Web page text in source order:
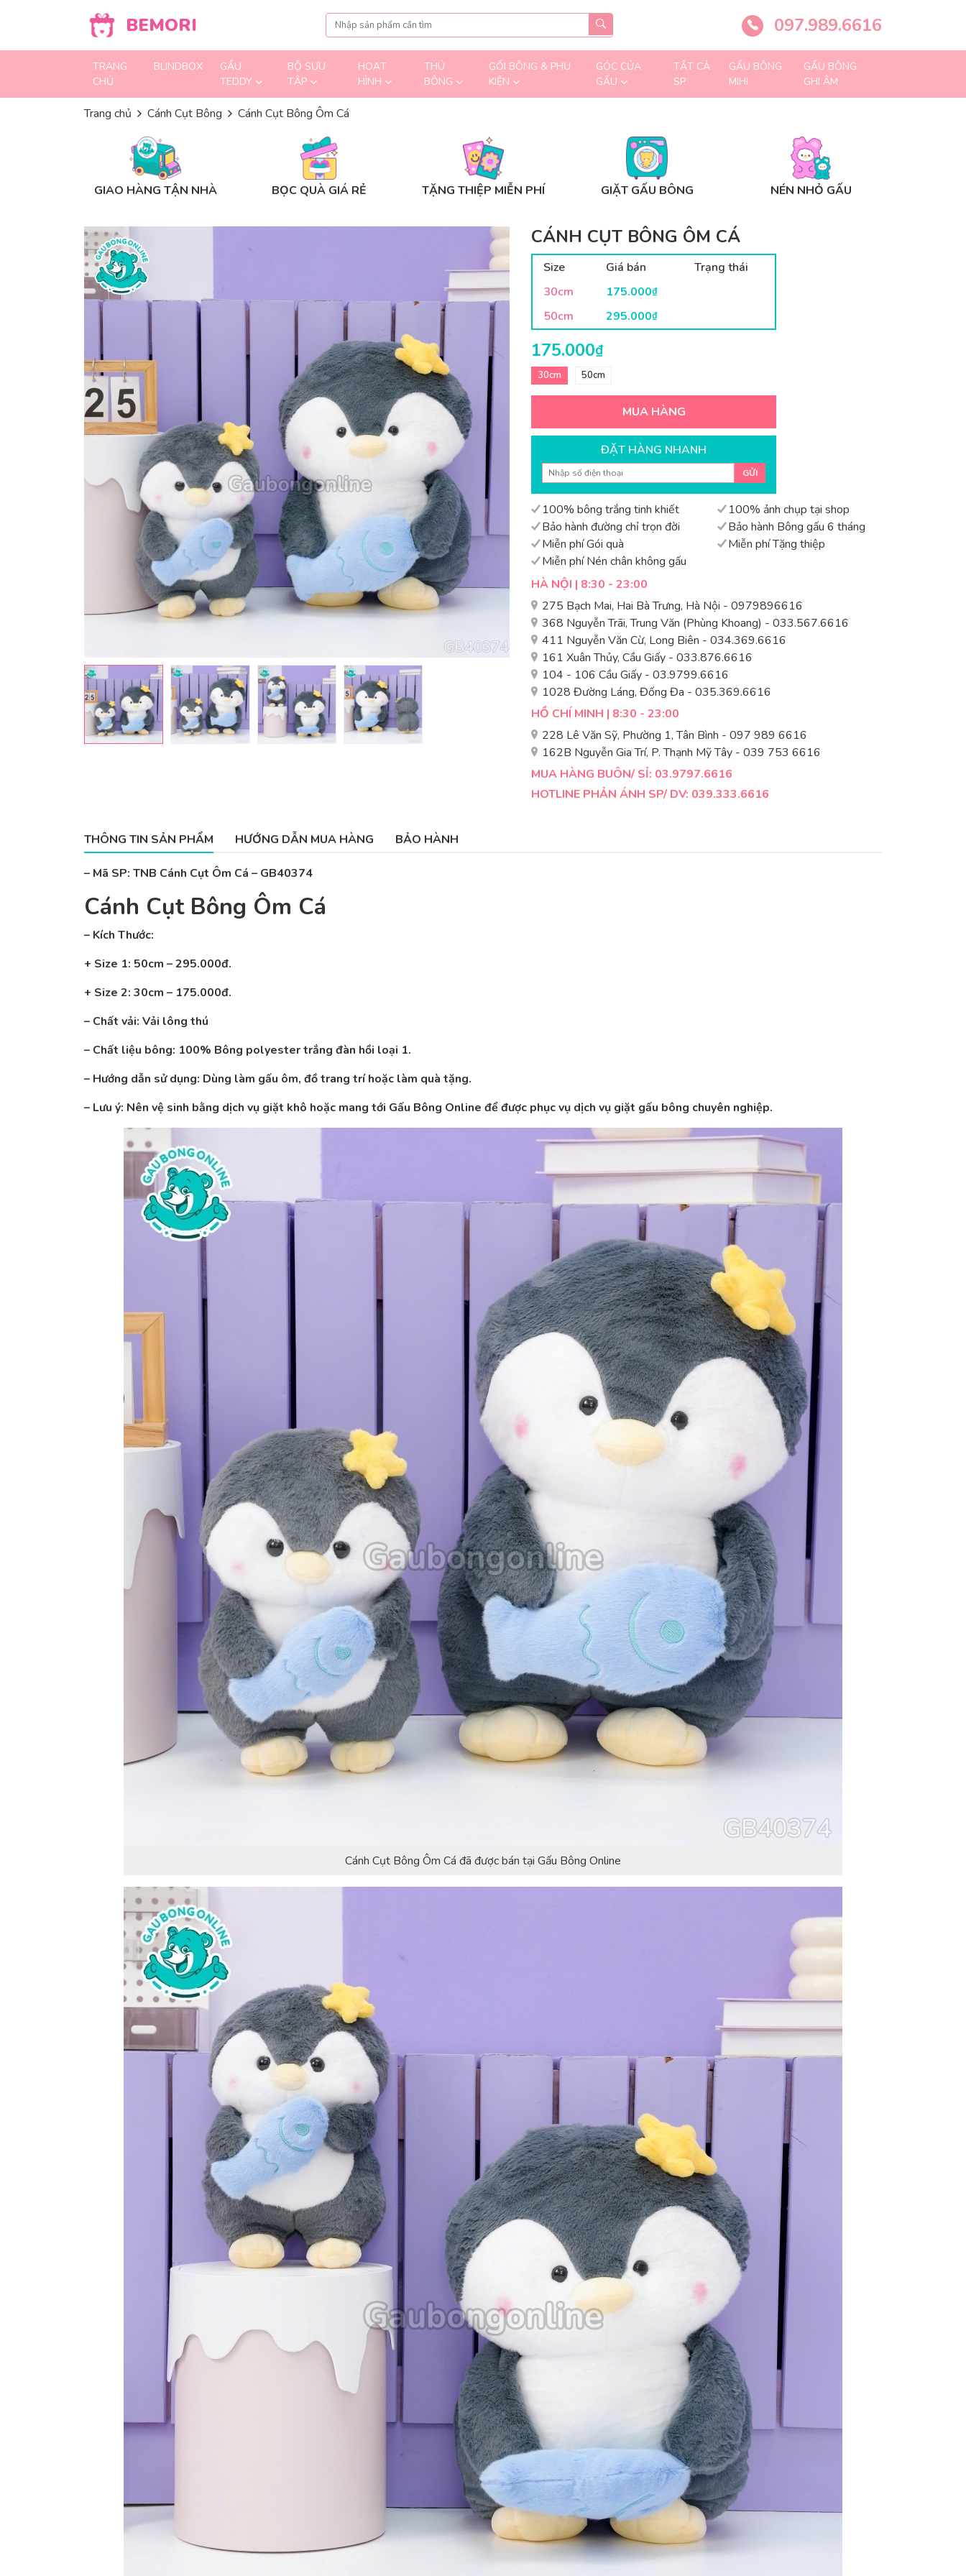
BEMORI 097.989.6616
TRANG
CHỦ
BLINDBOX
GẤU
TEDDY
BỘ SƯU
TẬP
HOẠT
HÌNH
THÚ
BÔNG
GỐI BÔNG & PHỤ
KIỆN
GÓC CỦA
GẤU
TẤT CẢ
SP
GẤU BÔNG
MIHI
GẤU BÔNG
GHI ÂM
Trang chủ Cánh Cụt Bông Cánh Cụt Bông Ôm Cá
GIAO HÀNG TẬN NHÀ BỌC QUÀ GIÁ RẺ TẶNG THIỆP MIỄN PHÍ GIẶT GẤU BÔNG NÉN NHỎ GẤU
CÁNH CỤT BÔNG ÔM CÁ
Size Giá bán
Trạng thái
30cm
175.000₫
50cm 295.000₫
175.000₫
30cm 50cm
MUA HÀNG
ĐẶT HÀNG NHANH
GỬI
100% bông trắng tinh khiết
100% ảnh chụp tại shop
Bảo hành đường chỉ trọn đời
Bảo hành Bông gấu 6 tháng
Miễn phí Gói quà
Miễn phí Tặng thiệp
Miễn phí Nén chân không gấu
HÀ NỘI | 8:30 - 23:00
275 Bạch Mai, Hai Bà Trưng, Hà Nội - 0979896616
368 Nguyễn Trãi, Trung Văn (Phùng Khoang) - 033.567.6616
411 Nguyễn Văn Cừ, Long Biên - 034.369.6616
161 Xuân Thủy, Cầu Giấy - 033.876.6616
104 - 106 Cầu Giấy - 03.9799.6616
1028 Đường Láng, Đống Đa - 035.369.6616
HỒ CHÍ MINH | 8:30 - 23:00
228 Lê Văn Sỹ, Phường 1, Tân Bình - 097 989 6616
162B Nguyễn Gia Trí, P. Thạnh Mỹ Tây - 039 753 6616
MUA HÀNG BUÔN/ SỈ: 03.9797.6616
HOTLINE PHẢN ÁNH SP/ DV: 039.333.6616
THÔNG TIN SẢN PHẨM HƯỚNG DẪN MUA HÀNG BẢO HÀNH
– Mã SP: TNB Cánh Cụt Ôm Cá – GB40374
Cánh Cụt Bông Ôm Cá
– Kích Thước:
+ Size 1: 50cm – 295.000đ.
+ Size 2: 30cm – 175.000đ.
– Chất vải: Vải lông thú
– Chất liệu bông: 100% Bông polyester trắng đàn hồi loại 1.
– Hướng dẫn sử dụng: Dùng làm gấu ôm, đồ trang trí hoặc làm quà tặng.
– Lưu ý: Nên vệ sinh bằng dịch vụ giặt khô hoặc mang tới Gấu Bông Online để được phục vụ dịch vụ giặt gấu bông chuyên nghiệp.
Cánh Cụt Bông Ôm Cá đã được bán tại Gấu Bông Online